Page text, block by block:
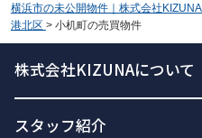
横浜市の未公開物件｜株式会社KIZUNA
港北区 > 小机町の売買物件
株式会社KIZUNAについて
スタッフ紹介